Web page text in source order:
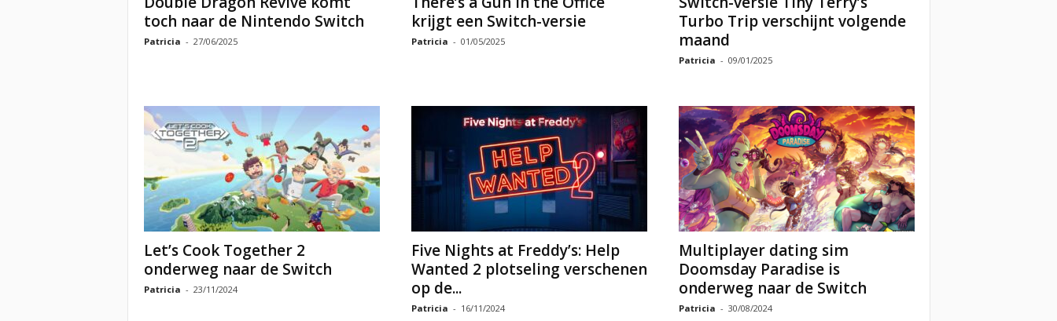
toch naar de Nintendo Switch
Patricia - 27/06/2025
krijgt een Switch-versie
Patricia - 01/05/2025
Turbo Trip verschijnt volgende
maand
Patricia - 09/01/2025
Let’s Cook Together 2
onderweg naar de Switch
Patricia - 23/11/2024
Five Nights at Freddy’s: Help
Wanted 2 plotseling verschenen
op de...
Patricia - 16/11/2024
Multiplayer dating sim
Doomsday Paradise is
onderweg naar de Switch
Patricia - 30/08/2024